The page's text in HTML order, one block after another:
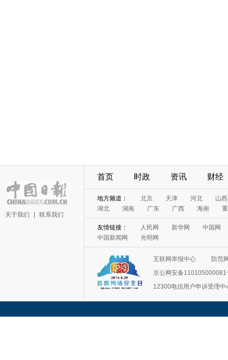
关于我们 联系我们
首页 时政 资讯 财经
地方频道： 北京 天津 河北
山西
湖北
湖南 广东 广西 海南
友情链接： 人民网 新华网
中国网
中国新闻网
光明网
互联网举报中心
防范
京公网安备110105000081
12300电信用户申诉受理中